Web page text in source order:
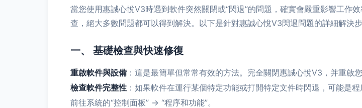
當您使用惠誠心悅V3時遇到軟件突然關閉或“閃退”的問題，確實會嚴重影響工作
查，絕大多數問題都可以得到解決。以下是針對惠誠心悅V3閃退問題的詳細解決步
一、 基礎檢查與快速修復
重啟軟件與設備 ：這是最簡單但常常有效的方法。完全關閉惠誠心悅V3，并重啟
檢查軟件完整性 ：如果軟件在運行某個特定功能或打開特定文件時閃退，可能是
前往系統的“控制面板” -> “程序和功能”。